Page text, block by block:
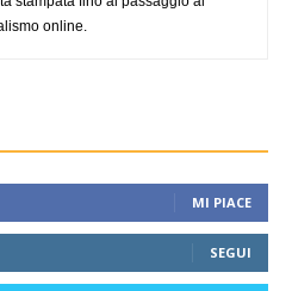
online.
MI PIACE
SEGUI